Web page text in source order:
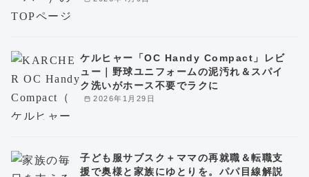
2026年1月29日
ケルヒャー「OC Handy Compact」レビ
ュー｜野球ユニフォームの泥汚れ＆スパイ
ク洗いがホース不要でラクに
子ども服サブスク＋ママの再就職＆転職支
援で奥様と家族にゆとりを。パパ目線解説